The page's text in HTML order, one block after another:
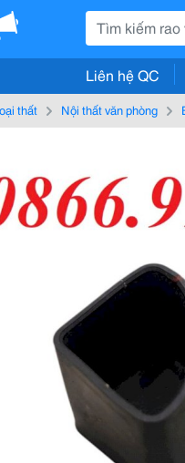
Liên hệ QC
thất Nội thất văn phòng